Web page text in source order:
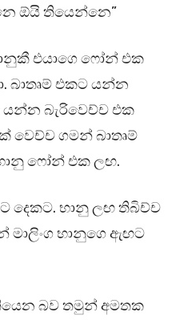
ඕයි තියෙන්නෙ”
එයාගෙ ෆෝන් එක
බාතෘම් එකට යන්න
බැරිවෙච්ච එක
වෙච්ච ගමන් බාතෘම්
ෆෝන් එක ලඟ.
දෙකට. භානු ලඟ තිබිච්ච
භානුගෙ ඇඟට
බව තමුන් අමතක